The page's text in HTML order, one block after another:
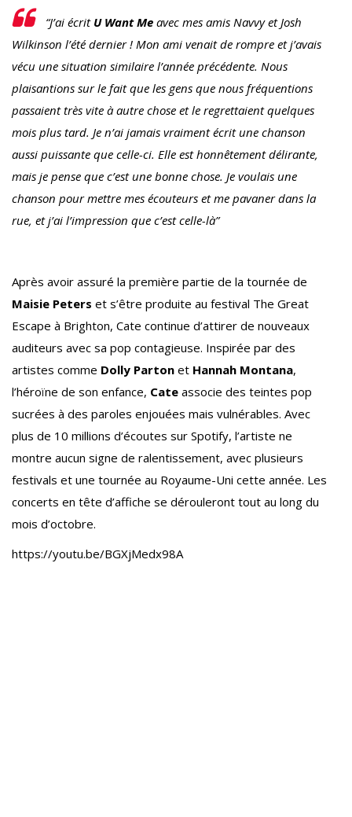
“J’ai écrit U Want Me avec mes amis Navvy et Josh
Wilkinson l’été dernier ! Mon ami venait de rompre et j’avais
vécu une situation similaire l’année précédente. Nous
plaisantions sur le fait que les gens que nous fréquentions
passaient très vite à autre chose et le regrettaient quelques
mois plus tard. Je n’ai jamais vraiment écrit une chanson
aussi puissante que celle-ci. Elle est honnêtement délirante,
mais je pense que c’est une bonne chose. Je voulais une
chanson pour mettre mes écouteurs et me pavaner dans la
rue, et j’ai l’impression que c’est celle-là”
Après avoir assuré la première partie de la tournée de
Maisie Peters et s’être produite au festival The Great
Escape à Brighton, Cate continue d’attirer de nouveaux
auditeurs avec sa pop contagieuse. Inspirée par des
artistes comme Dolly Parton et Hannah Montana,
l’héroïne de son enfance, Cate associe des teintes pop
sucrées à des paroles enjouées mais vulnérables. Avec
plus de 10 millions d’écoutes sur Spotify, l’artiste ne
montre aucun signe de ralentissement, avec plusieurs
festivals et une tournée au Royaume-Uni cette année. Les
concerts en tête d’affiche se dérouleront tout au long du
mois d’octobre.
https://youtu.be/BGXjMedx98A